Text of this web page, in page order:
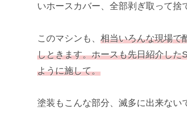
いホースカバー、全部剥ぎ取って捨
このマシンも、 相当いろんな現場で
しときます。ホースも先日紹介し
ように施して。
塗装もこんな部分、滅多に出来ない